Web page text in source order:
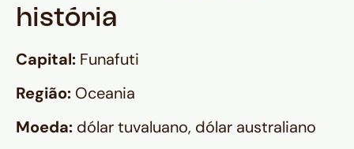
história
Capital: Funafuti
Região: Oceania
Moeda: dólar tuvaluano, dólar australiano